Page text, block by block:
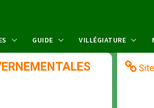
GUIDE VILLÉGIATURE